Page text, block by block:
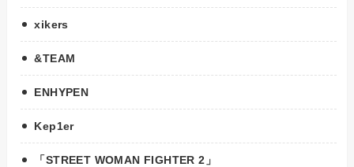
xikers
&TEAM
ENHYPEN
Kep1er
「STREET WOMAN FIGHTER 2」